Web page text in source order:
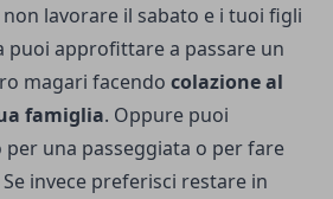
lavorare il sabato e i tuoi figli
puoi approfittare a passare un
magari facendo colazione al
famiglia. Oppure puoi
per una passeggiata o per fare
invece preferisci restare in